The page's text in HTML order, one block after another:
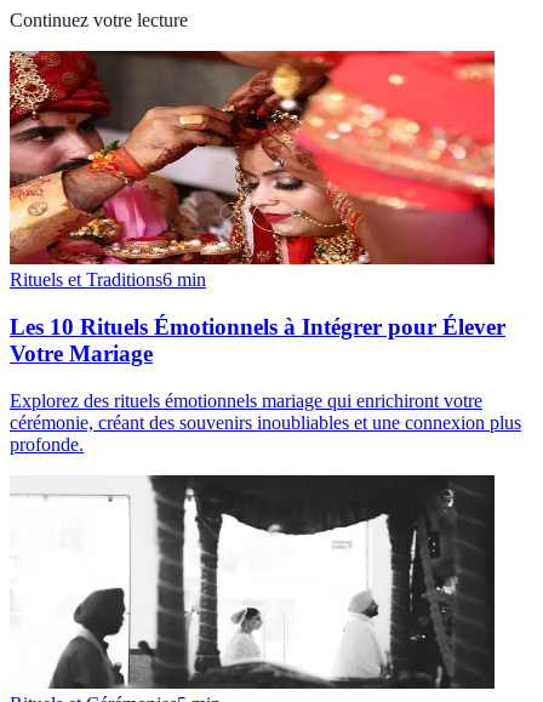
Continuez votre lecture
Rituels et Traditions6 min
Les 10 Rituels Émotionnels à Intégrer pour Élever
Votre Mariage
Explorez des rituels émotionnels mariage qui enrichiront votre
cérémonie, créant des souvenirs inoubliables et une connexion plus
profonde.